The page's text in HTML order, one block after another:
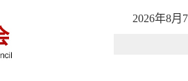
2026年8月